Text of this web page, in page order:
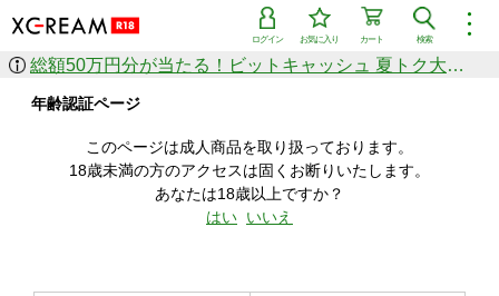
︙
検索
カート
お気に入り
ログイン
作品を探す
ジャンル
シリーズ
人気のセール中商品
新着セール中商品
すべての作品から探す
総額50万円分が当たる！ビットキャッシュ 夏トク大感謝祭
年齢認証ページ
このページは成人商品を取り扱っております。
18歳未満の方のアクセスは固くお断りいたします。
あなたは18歳以上ですか？
はい いいえ